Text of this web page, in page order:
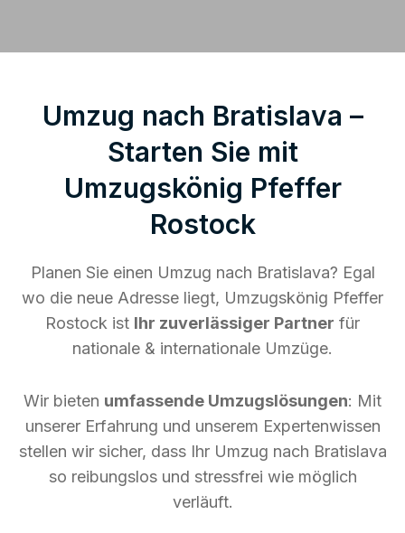
Umzug nach Bratislava –
Starten Sie mit
Umzugskönig Pfeffer
Rostock
Planen Sie einen Umzug nach Bratislava? Egal
wo die neue Adresse liegt, Umzugskönig Pfeffer
Rostock ist Ihr zuverlässiger Partner für
nationale & internationale Umzüge.
Wir bieten umfassende Umzugslösungen: Mit
unserer Erfahrung und unserem Expertenwissen
stellen wir sicher, dass Ihr Umzug nach Bratislava
so reibungslos und stressfrei wie möglich
verläuft.